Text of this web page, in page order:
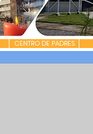
CENTRO DE PADRES